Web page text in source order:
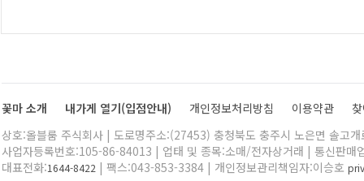
꽃마 소개 내가게 열기(입점안내) 개인정보처리방침 이용약관
상호:올블룸 주식회사 | 도로명주소:(27453) 충청북도 충주시 노은면 솔고
사업자등록번호:105-86-84013 | 업태 및 종목:소매/전자상거래 | 통신판매
대표전화:1644-8422 | 팩스:043-853-3384 | 개인정보관리책임자:이승호